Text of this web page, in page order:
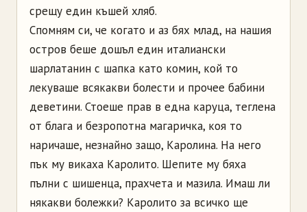
срещу един къшей хляб.
Спомням си, че когато и аз бях млад, на нашия
остров беше дошъл един италиански
шарлатанин с шапка като комин, кой то
лекуваше всякакви болести и прочее бабини
деветини. Стоеше прав в една каруца, теглена
от блага и безропотна магаричка, коя то
наричаше, незнайно защо, Каролина. На него
пък му викаха Каролито. Шепите му бяха
пълни с шишенца, прахчета и мазила. Имаш ли
някакви болежки? Каролито за всичко ще